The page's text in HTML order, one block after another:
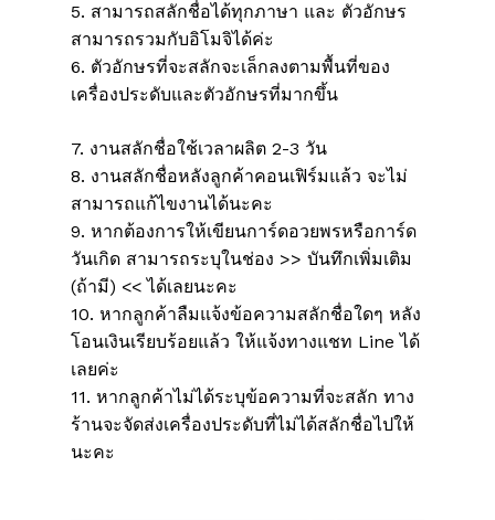
5. สามารถสลักชื่อได้ทุกภาษา และ ตัวอักษร
สามารถรวมกับอิโมจิได้ค่ะ
6. ตัวอักษรที่จะสลักจะเล็กลงตามพื้นที่ของ
เครื่องประดับและตัวอักษรที่มากขึ้น
7. งานสลักชื่อใช้เวลาผลิต 2-3 วัน
8. งานสลักชื่อหลังลูกค้าคอนเฟิร์มแล้ว จะไม่
สามารถแก้ไขงานได้นะคะ
9. หากต้องการให้เขียนการ์ดอวยพรหรือการ์ด
วันเกิด สามารถระบุในช่อง >> บันทึกเพิ่มเติม
(ถ้ามี) << ได้เลยนะคะ
10. หากลูกค้าลืมแจ้งข้อความสลักชื่อใดๆ หลัง
โอนเงินเรียบร้อยแล้ว ให้แจ้งทางแชท Line ได้
เลยค่ะ
11. หากลูกค้าไม่ได้ระบุข้อความที่จะสลัก ทาง
ร้านจะจัดส่งเครื่องประดับที่ไม่ได้สลักชื่อไปให้
นะคะ